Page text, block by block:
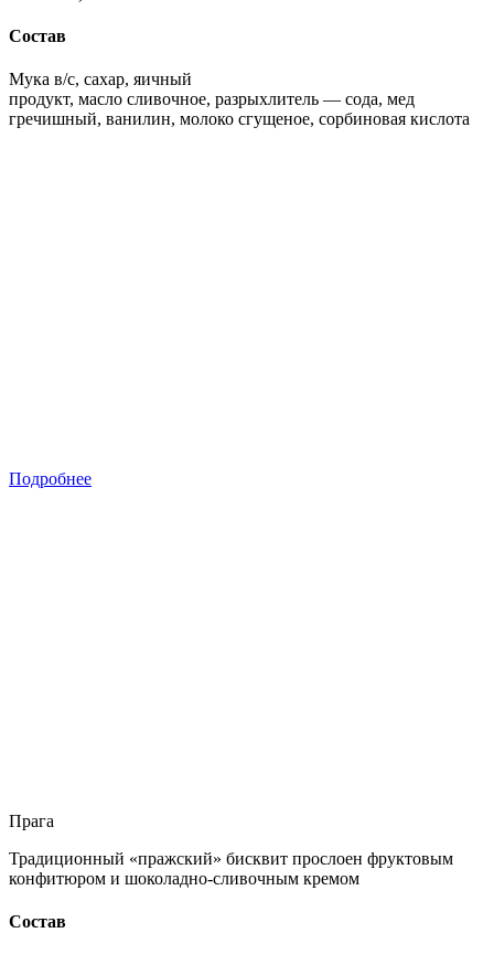
Состав
Мука в/с, сахар, яичный
продукт, масло сливочное, разрыхлитель — сода, мед
гречишный, ванилин, молоко сгущеное, сорбиновая кислота
Подробнее
Прага
Традиционный «пражский» бисквит прослоен фруктовым
конфитюром и шоколадно-сливочным кремом
Состав